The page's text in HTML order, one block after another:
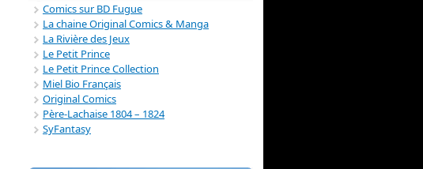
Comics sur BD Fugue
La chaine Original Comics & Manga
La Rivière des Jeux
Le Petit Prince
Le Petit Prince Collection
Miel Bio Français
Original Comics
Père-Lachaise 1804 – 1824
SyFantasy